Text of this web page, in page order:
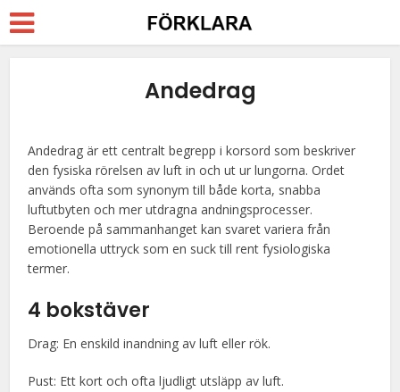
Andedrag
Andedrag är ett centralt begrepp i korsord som beskriver
den fysiska rörelsen av luft in och ut ur lungorna. Ordet
används ofta som synonym till både korta, snabba
luftutbyten och mer utdragna andningsprocesser.
Beroende på sammanhanget kan svaret variera från
emotionella uttryck som en suck till rent fysiologiska
termer.
4 bokstäver
Drag: En enskild inandning av luft eller rök.
Pust: Ett kort och ofta ljudligt utsläpp av luft.